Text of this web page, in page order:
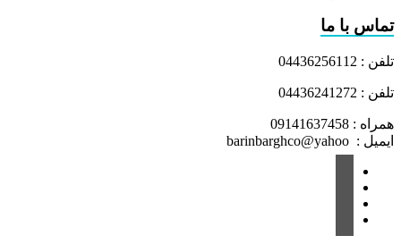
تماس با ما
تلفن : 04436256112
تلفن : 04436241272
همراه : 09141637458
ایمیل : barinbarghco@yahoo